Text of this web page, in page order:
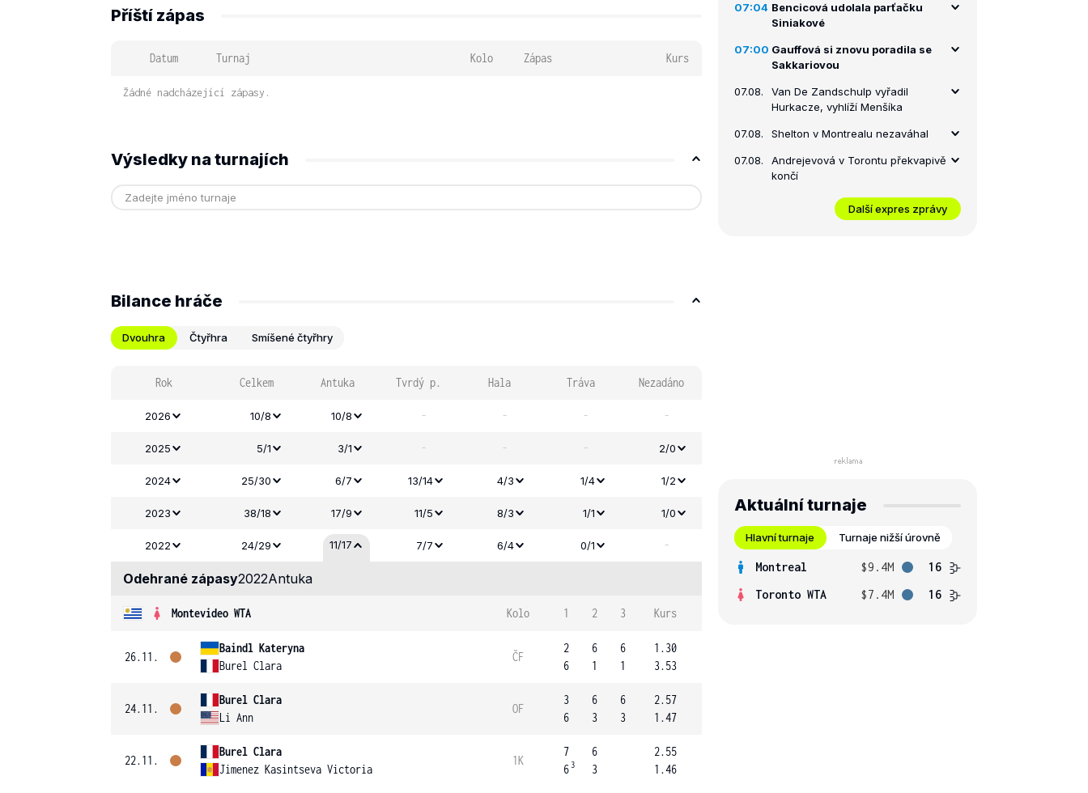
Příští zápas
Datum Turnaj Kolo Zápas Kurs
Žádné nadcházející zápasy.
Výsledky na turnajích
Bilance hráče
Dvouhra Čtyřhra Smíšené čtyřhry
Rok Celkem Antuka Tvrdý p. Hala Tráva Nezadáno
2026 10/8 10/8 - - - -
2025 5/1 3/1 - - - 2/0
2024 25/30 6/7 13/14 4/3 1/4 1/2
2023 38/18 17/9 11/5 8/3 1/1 1/0
2022 24/29 11/17 7/7 6/4 0/1 -
Odehrané zápasy2022Antuka
Montevideo WTA Kolo 1 2 3 Kurs
26.11.
Baindl Kateryna
Burel Clara
ČF
2
6
6
1
6
1
1.30
3.53
24.11.
Burel Clara
Li Ann
OF
3
6
6
3
6
3
2.57
1.47
22.11.
Burel Clara
Jimenez Kasintseva Victoria
1K
7
6 3
6
3
2.55
1.46
07:04 Bencicová udolala parťačku
Siniakové
07:00 Gauffová si znovu poradila se
Sakkariovou
07.08.
Van De Zandschulp vyřadil
Hurkacze, vyhlíží Menšíka
07.08. Shelton v Montrealu nezaváhal
07.08.
Andrejevová v Torontu překvapivě
končí
Další expres zprávy
Aktuální turnaje
Hlavní turnaje Turnaje nižší úrovně
Montreal $9.4M
16
Toronto WTA
$7.4M 16